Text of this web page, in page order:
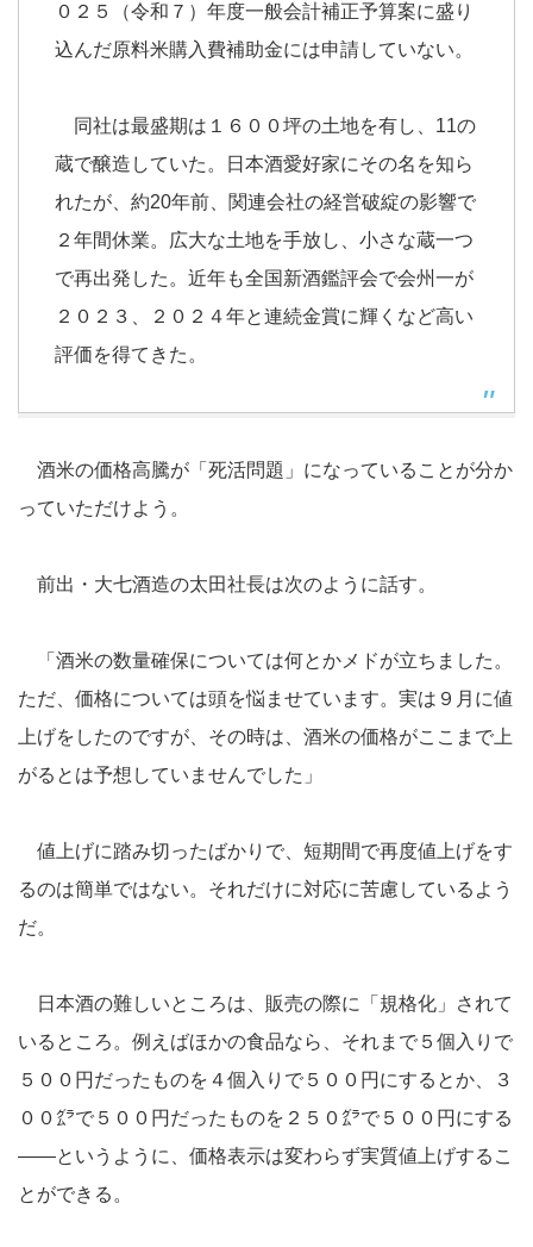
０２５（令和７）年度一般会計補正予算案に盛り
込んだ原料米購入費補助金には申請していない。
同社は最盛期は１６００坪の土地を有し、11の
蔵で醸造していた。日本酒愛好家にその名を知ら
れたが、約20年前、関連会社の経営破綻の影響で
２年間休業。広大な土地を手放し、小さな蔵一つ
で再出発した。近年も全国新酒鑑評会で会州一が
２０２３、２０２４年と連続金賞に輝くなど高い
評価を得てきた。
酒米の価格高騰が「死活問題」になっていることが分か
っていただけよう。
前出・大七酒造の太田社長は次のように話す。
「酒米の数量確保については何とかメドが立ちました。
ただ、価格については頭を悩ませています。実は９月に値
上げをしたのですが、その時は、酒米の価格がここまで上
がるとは予想していませんでした」
値上げに踏み切ったばかりで、短期間で再度値上げをす
るのは簡単ではない。それだけに対応に苦慮しているよう
だ。
日本酒の難しいところは、販売の際に「規格化」されて
いるところ。例えばほかの食品なら、それまで５個入りで
５００円だったものを４個入りで５００円にするとか、３
００㌘で５００円だったものを２５０㌘で５００円にする
――というように、価格表示は変わらず実質値上げするこ
とができる。